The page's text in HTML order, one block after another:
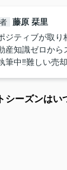
藤原 栞里
ジティブが取り
産知識ゼロから
筆中‼︎難しい売
シーズンはい